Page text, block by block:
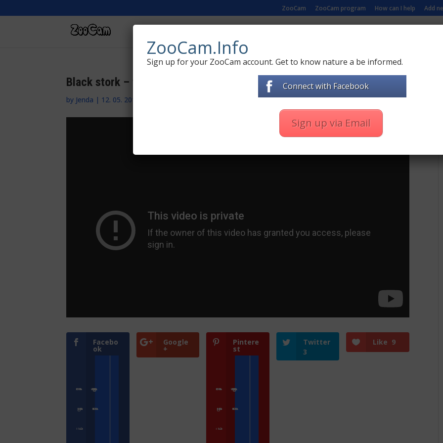
ZooCam ZooCam program How can I help Add
Black stork – webcam from nest in Latvia
by Jenda | 12. 05. 2016 98 comments
Facebo
ok
Přihlásit se Zoologické zahrady a parky
ZooCam Program Přidat kameru
O nás
Google
+
Pintere
st
Přihlásit se Zoologické zahrady a parky
ZooCam Program Přidat kameru
O nás
Twitter
3
Like 9
ZooCam.Info
Sign up for your ZooCam account. Get to know nature a be informed.
Connect with Facebook
Sign up via Email